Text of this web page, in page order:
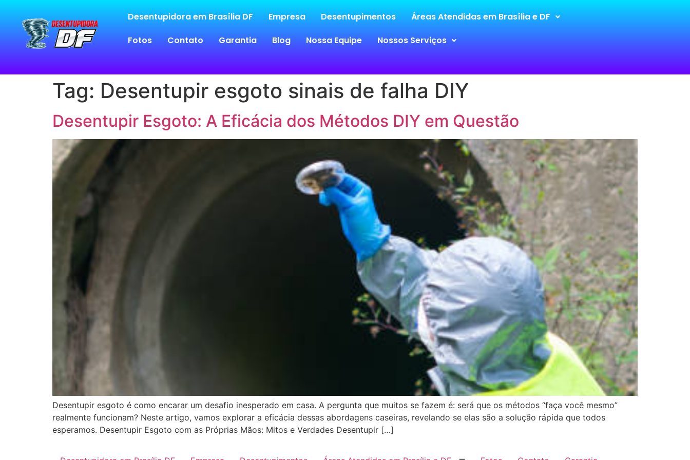
Desentupidora em Brasília DF Empresa Desentupimentos
Áreas Atendidas em Brasília e DF
Fotos
Contato Garantia Blog Nossa Equipe Nossos Serviços
Tag: Desentupir esgoto sinais de falha DIY
Desentupir Esgoto: A Eficácia dos Métodos DIY em Questão
Desentupir esgoto é como encarar um desafio inesperado em casa. A pergunta que muitos se fazem é: será que os métodos “faça você mesmo”
realmente funcionam? Neste artigo, vamos explorar a eficácia dessas abordagens caseiras, revelando se elas são a solução rápida que todos
esperamos. Desentupir Esgoto com as Próprias Mãos: Mitos e Verdades Desentupir […]